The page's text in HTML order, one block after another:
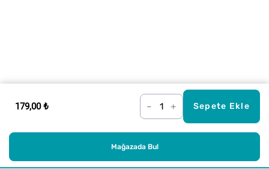
179,00 ₺ – + Sepete Ekle
Mağazada Bul